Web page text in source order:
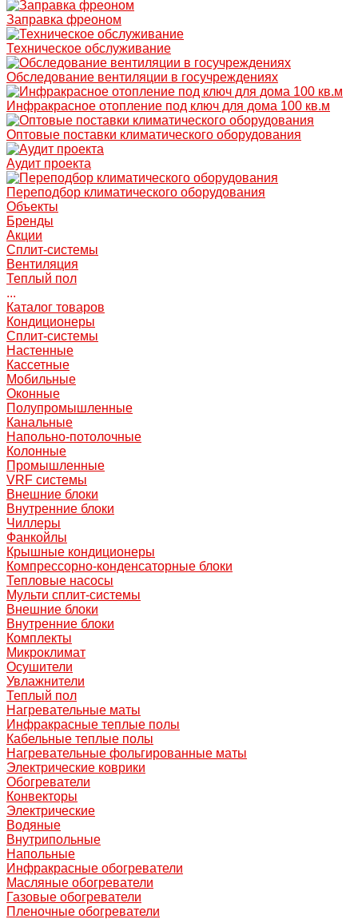
Заправка фреоном
Техническое обслуживание
Обследование вентиляции в госучреждениях
Инфракрасное отопление под ключ для дома 100 кв.м
Оптовые поставки климатического оборудования
Аудит проекта
Переподбор климатического оборудования
Объекты
Бренды
Акции
Сплит-системы
Вентиляция
Теплый пол
...
Каталог товаров
Кондиционеры
Сплит-системы
Настенные
Кассетные
Мобильные
Оконные
Полупромышленные
Канальные
Напольно-потолочные
Колонные
Промышленные
VRF системы
Внешние блоки
Внутренние блоки
Чиллеры
Фанкойлы
Крышные кондиционеры
Компрессорно-конденсаторные блоки
Тепловые насосы
Мульти сплит-системы
Внешние блоки
Внутренние блоки
Комплекты
Микроклимат
Осушители
Увлажнители
Теплый пол
Нагревательные маты
Инфракрасные теплые полы
Кабельные теплые полы
Нагревательные фольгированные маты
Электрические коврики
Обогреватели
Конвекторы
Электрические
Водяные
Внутрипольные
Напольные
Инфракрасные обогреватели
Масляные обогреватели
Газовые обогреватели
Пленочные обогреватели